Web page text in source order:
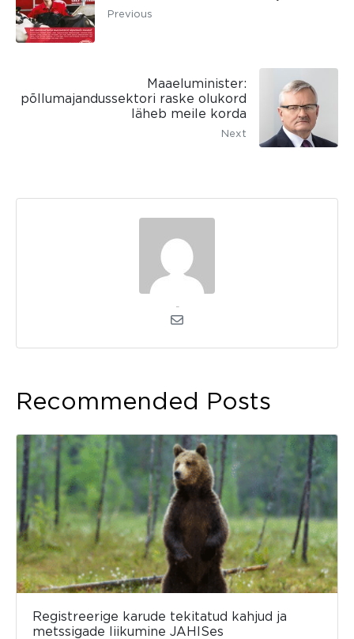
Previous
Maaeluminister:
põllumajandussektori raske olukord
läheb meile korda
Next
Recommended Posts
Registreerige karude tekitatud kahjud ja
metssigade liikumine JAHISes